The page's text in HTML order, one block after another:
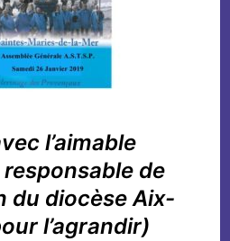
l’aimable
de
du diocèse Aix-
l’agrandir)